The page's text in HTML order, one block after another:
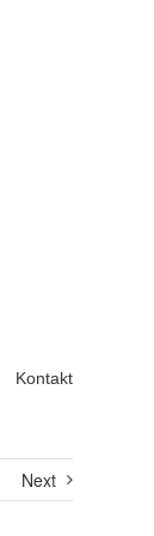
Kontakt
Next